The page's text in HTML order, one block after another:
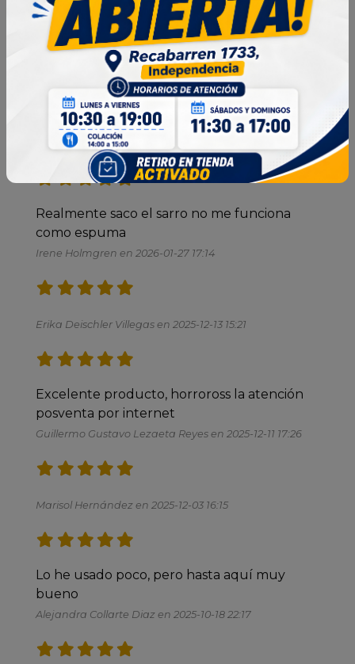
Ordenar por: Más recientes
Leticia Villagran Gonzalez en 2026-04-14 15:18
Realmente saco el sarro no me funciona
Irene Holmgren en 2026-01-27 17:14
Erika Deischler Villegas en 2025-12-13 15:21
Excelente producto, horroross la atención
posventa por internet
Guillermo Gustavo Lezaeta Reyes en 2025-12-11 17:26
Marisol Hernández en 2025-12-03 16:15
Lo he usado poco, pero hasta aquí muy
Alejandra Collarte Diaz en 2025-10-18 22:17